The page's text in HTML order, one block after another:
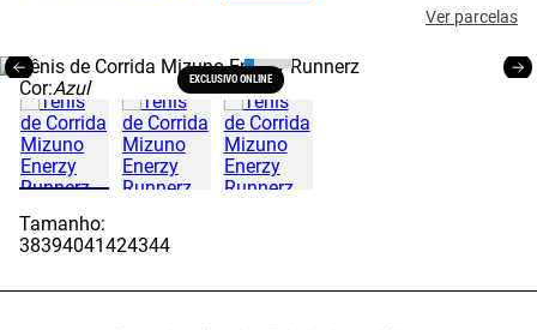
Ver parcelas
EXCLUSIVO ONLINE
Cor:Azul
Tamanho:
38394041424344